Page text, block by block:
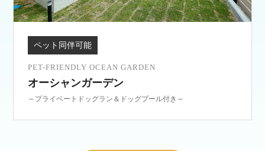
ペット同伴可能
PET-FRIENDLY OCEAN GARDEN
オーシャンガーデン
～プライベートドッグラン＆ドッグプール付き～